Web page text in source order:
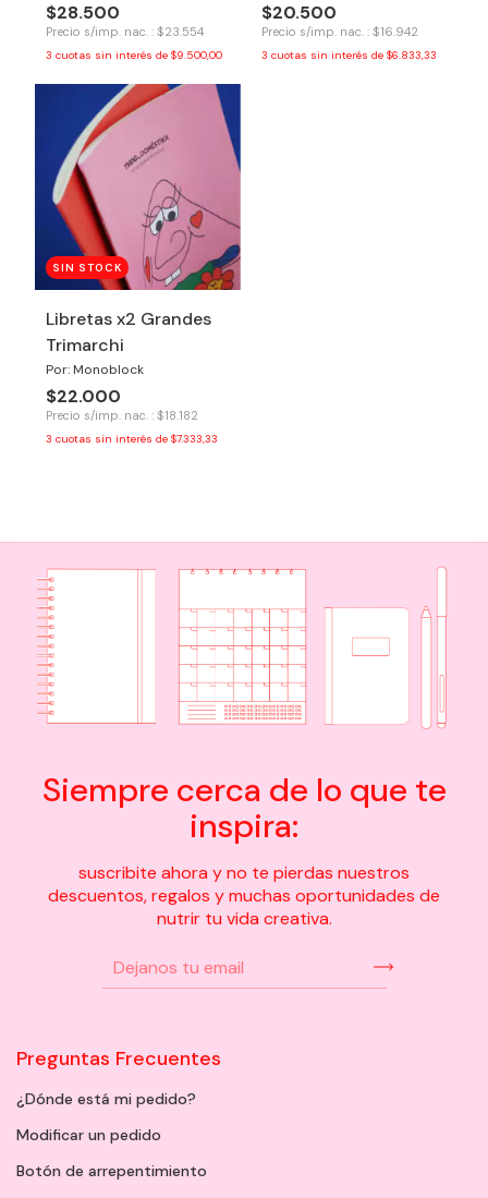
$28.500
Precio s/imp. nac. : $23.554
3 cuotas sin interés de $9.500,00
$20.500
Precio s/imp. nac. : $16.942
3 cuotas sin interés de $6.833,33
SIN STOCK
Libretas x2 Grandes
Trimarchi
Por: Monoblock
$22.000
Precio s/imp. nac. : $18.182
3 cuotas sin interés de $7.333,33
Siempre cerca de lo que te
inspira:
suscribite ahora y no te pierdas nuestros
descuentos, regalos y muchas oportunidades de
nutrir tu vida creativa.
Preguntas Frecuentes
¿Dónde está mi pedido?
Modificar un pedido
Botón de arrepentimiento